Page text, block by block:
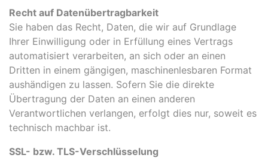
Recht auf Datenübertragbarkeit
Sie haben das Recht, Daten, die wir auf Grundlage
Ihrer Einwilligung oder in Erfüllung eines Vertrags
automatisiert verarbeiten, an sich oder an einen
Dritten in einem gängigen, maschinenlesbaren Format
aushändigen zu lassen. Sofern Sie die direkte
Übertragung der Daten an einen anderen
Verantwortlichen verlangen, erfolgt dies nur, soweit es
technisch machbar ist.
SSL- bzw. TLS-Verschlüsselung